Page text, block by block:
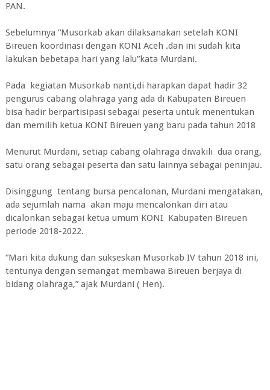
PAN.
Sebelumnya “Musorkab akan dilaksanakan setelah KONI
Bireuen koordinasi dengan KONI Aceh .dan ini sudah kita
lakukan bebetapa hari yang lalu”kata Murdani.
Pada kegiatan Musorkab nanti,di harapkan dapat hadir 32
pengurus cabang olahraga yang ada di Kabupaten Bireuen
bisa hadir berpartisipasi sebagai peserta untuk menentukan
dan memilih ketua KONI Bireuen yang baru pada tahun 2018
Menurut Murdani, setiap cabang olahraga diwakili dua orang,
satu orang sebagai peserta dan satu lainnya sebagai peninjau.
Disinggung tentang bursa pencalonan, Murdani mengatakan,
ada sejumlah nama akan maju mencalonkan diri atau
dicalonkan sebagai ketua umum KONI Kabupaten Bireuen
periode 2018-2022.
“Mari kita dukung dan sukseskan Musorkab IV tahun 2018 ini,
tentunya dengan semangat membawa Bireuen berjaya di
bidang olahraga,” ajak Murdani ( Hen).